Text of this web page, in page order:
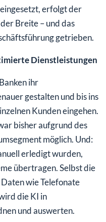
erfolgt der
Breite – und das
getrieben.
Dienstleistungen
ihr
gestalten und bis ins
Kunden eingehen.
bisher aufgrund des
möglich. Und:
erledigt wurden,
übertragen. Selbst die
wie Telefonate
die KI in
und auswerten.